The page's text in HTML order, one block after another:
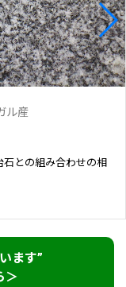
ル産
との組み合わせの相
ます”
＞